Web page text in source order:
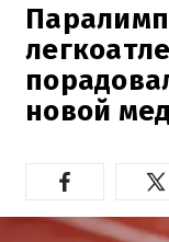
новой